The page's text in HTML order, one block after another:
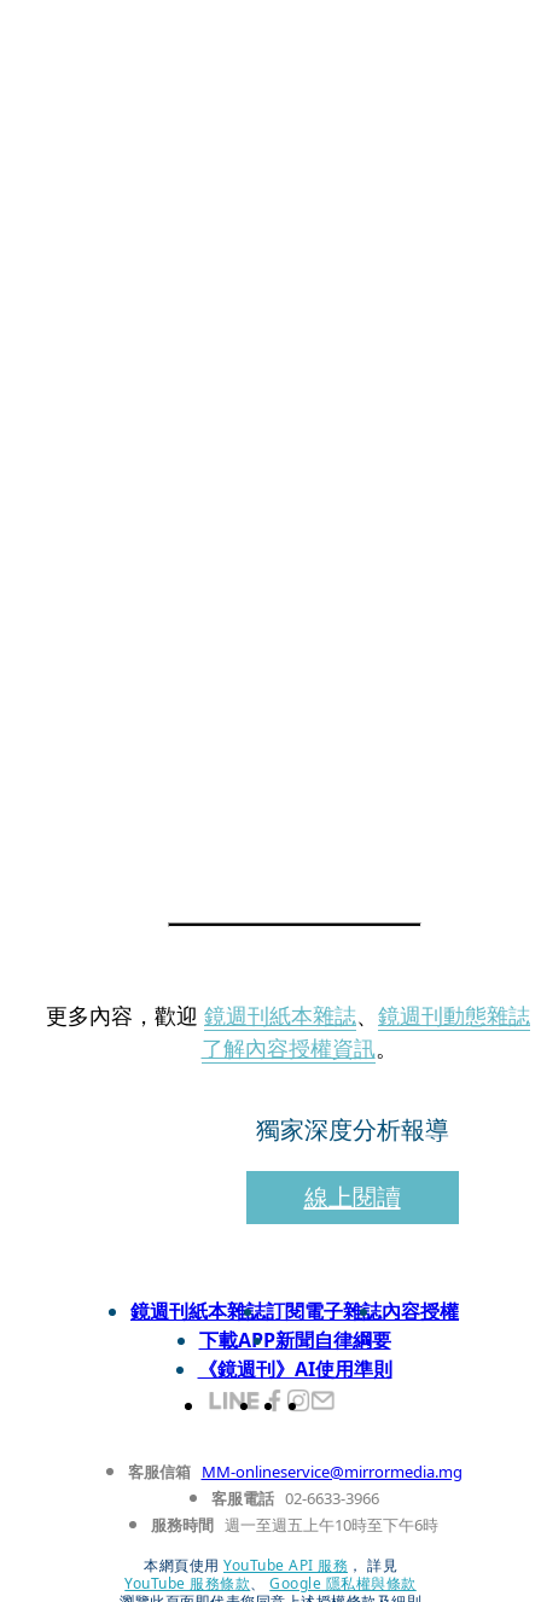
更多內容，歡迎 鏡週刊紙本雜誌、 鏡週刊動態雜誌
了解內容授權資訊。
獨家深度分析報導
線上閱讀
鏡週刊紙本雜誌訂閱電子雜誌內容授權
下載APP新聞自律綱要
《鏡週刊》AI使用準則
客服信箱 MM-onlineservice@mirrormedia.mg
客服電話 02-6633-3966
服務時間 週一至週五上午10時至下午6時
本網頁使用 YouTube API 服務 ， 詳見
YouTube 服務條款、
Google 隱私權與條款